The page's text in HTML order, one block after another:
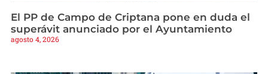
El PP de Campo de Criptana pone en duda el
superávit anunciado por el Ayuntamiento
agosto 4, 2026